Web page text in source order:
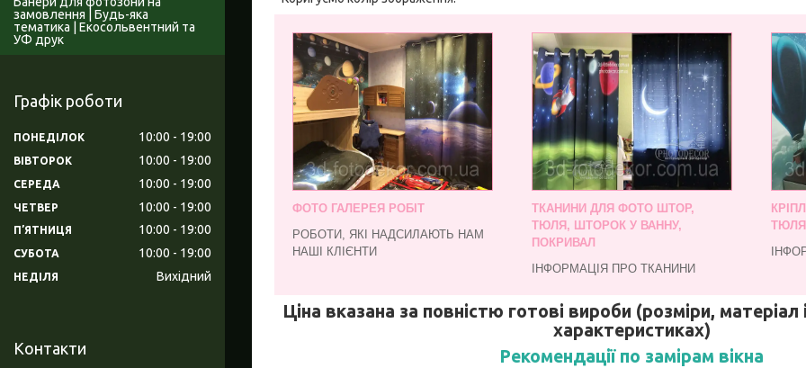
ФОТО ГАЛЕРЕЯ РОБІТ
РОБОТИ, ЯКІ НАДСИЛАЮТЬ НАМ
НАШІ КЛІЄНТИ
ТКАНИНИ ДЛЯ ФОТО ШТОР,
ТЮЛЯ, ШТОРОК У ВАННУ,
ПОКРИВАЛ
ІНФОРМАЦІЯ ПРО ТКАНИНИ
Ціна вказана за повністю готові вироби (розміри, матеріал
характеристиках)
Рекомендації по замірам вікна
замовлення | Будь-яка
тематика | Екосольвентний та
УФ друк
Графік роботи
ПОНЕДІЛОК 10:00 19:00
ВІВТОРОК 10:00 19:00
СЕРЕДА 10:00 19:00
ЧЕТВЕР 10:00 19:00
ПʼЯТНИЦЯ 10:00 19:00
СУБОТА 10:00 19:00
НЕДІЛЯ Вихідний
Контакти